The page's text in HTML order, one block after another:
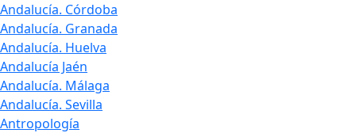
Andalucía. Córdoba
Andalucía. Granada
Andalucía. Huelva
Andalucía Jaén
Andalucía. Málaga
Andalucía. Sevilla
Antropología